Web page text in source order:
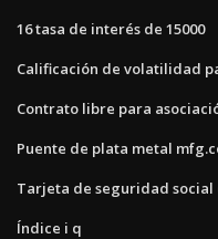
16 tasa de interés de 15000
Calificación de volatilidad
Contrato libre para
Puente de plata metal
Tarjeta de seguridad
Índice i q